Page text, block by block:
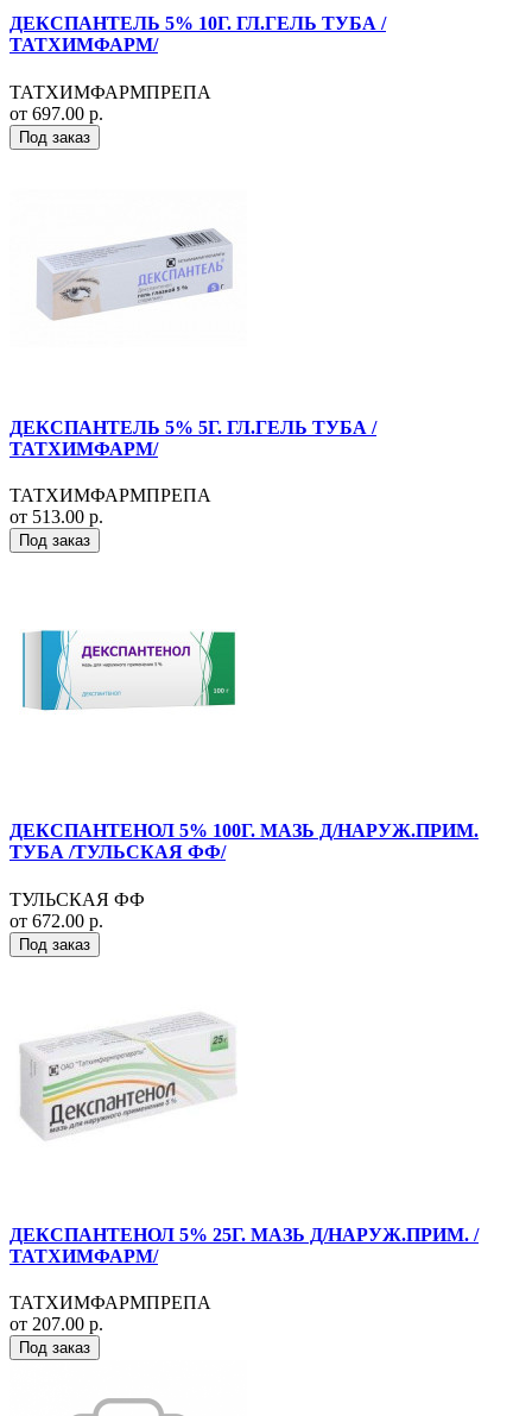
ДЕКСПАНТЕЛЬ 5% 10Г. ГЛ.ГЕЛЬ ТУБА /
ТАТХИМФАРМ/
ТАТХИМФАРМПРЕПА
от 697.00 р.
Под заказ
ДЕКСПАНТЕЛЬ 5% 5Г. ГЛ.ГЕЛЬ ТУБА /
ТАТХИМФАРМ/
ТАТХИМФАРМПРЕПА
от 513.00 р.
Под заказ
ДЕКСПАНТЕНОЛ 5% 100Г. МАЗЬ Д/НАРУЖ.ПРИМ.
ТУБА /ТУЛЬСКАЯ ФФ/
ТУЛЬСКАЯ ФФ
от 672.00 р.
Под заказ
ДЕКСПАНТЕНОЛ 5% 25Г. МАЗЬ Д/НАРУЖ.ПРИМ. /
ТАТХИМФАРМ/
ТАТХИМФАРМПРЕПА
от 207.00 р.
Под заказ